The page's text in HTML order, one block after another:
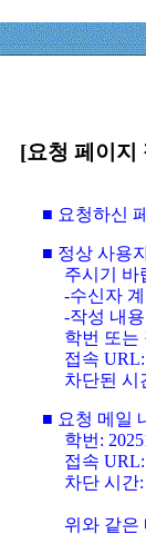
[요청 페이지
■ 요청하신
■ 정상 사용
주시기 바
-수신자 계
-작성 내용
학번 또는
접속 URL:
차단된 시
■ 요청 메일
학번:
접속 URL:
차단 시간:
위와 같은